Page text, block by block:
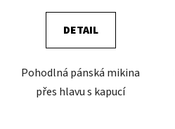
DETAIL
Pohodlná pánská mikina
přes hlavu s kapucí